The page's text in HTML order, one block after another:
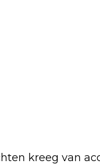
kreeg van